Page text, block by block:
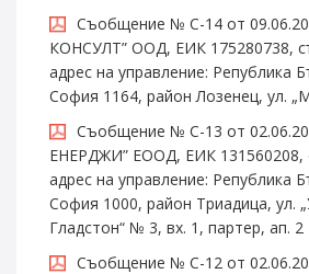
Съобщение № С-14 от
КОНСУЛТ” ООД, ЕИК 175280738,
адрес на управление: Република
София 1164, район Лозенец, ул.
Съобщение № С-13 от
ЕНЕРДЖИ” ЕООД, ЕИК 131560208,
адрес на управление: Република
София 1000, район Триадица, ул.
Гладстон“ № 3, вх. 1, партер, ап. 2
Съобщение № С-12 от